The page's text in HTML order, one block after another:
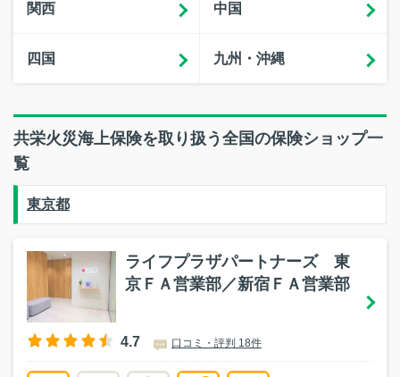
関西 中国
四国 九州・沖縄
共栄火災海上保険を取り扱う全国の保険ショップ一
覧
東京都
ライフプラザパートナーズ 東
京ＦＡ営業部／新宿ＦＡ営業部
4.7 口コミ・評判 18件